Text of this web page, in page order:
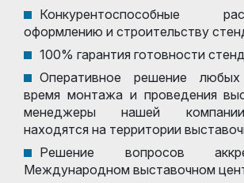
Конкурентоспособные
оформлению и строительству
100% гарантия готовности
Оперативное решение
время монтажа и проведения
менеджеры нашей
находятся на территории
Решение вопросов
Международном выставочном